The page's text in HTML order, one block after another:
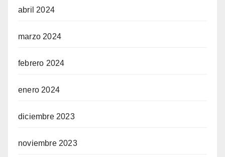
abril 2024
marzo 2024
febrero 2024
enero 2024
diciembre 2023
noviembre 2023